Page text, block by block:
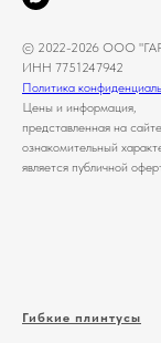
© 2022-2026 ООО
ИНН 7751247942
Политика
Цены и информация,
представленная на
ознакомительный
является публичной
Гибкие плинтусы